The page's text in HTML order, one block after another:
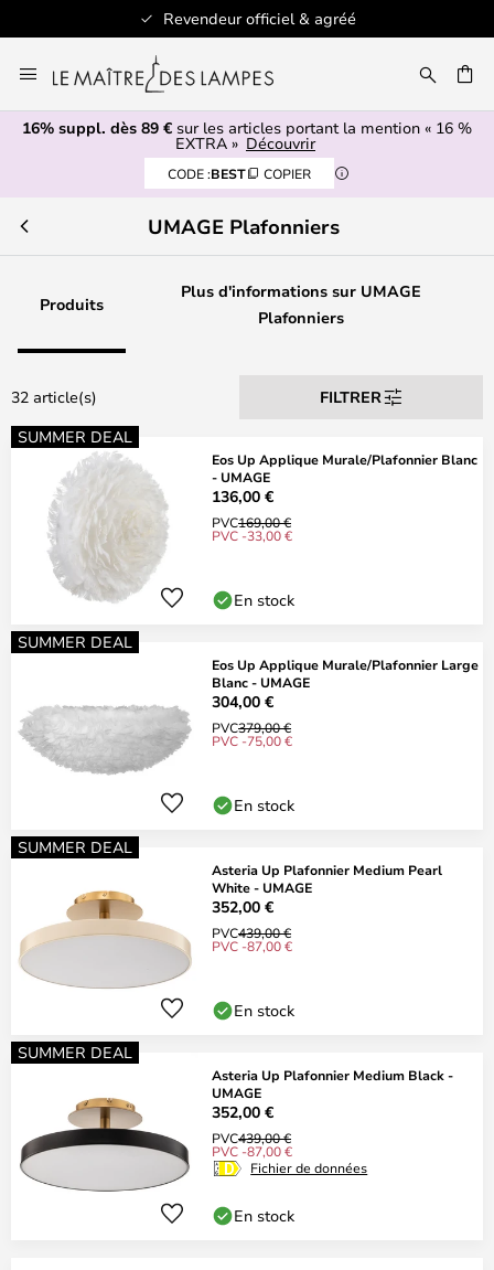
Revendeur officiel & agréé
au
contenu
16% suppl. dès 89 € sur les articles portant la mention « 16 %
EXTRA » Découvrir
CODE :BEST COPIER
UMAGE Plafonniers
Produits
Plus d'informations sur UMAGE
Plafonniers
32 article(s)
FILTRER
SUMMER DEAL
Eos Up Applique Murale/Plafonnier Blanc
- UMAGE
136,00 €
PVC169,00 €
PVC -33,00 €
En stock
SUMMER DEAL
Eos Up Applique Murale/Plafonnier Large
Blanc - UMAGE
304,00 €
PVC379,00 €
PVC -75,00 €
En stock
SUMMER DEAL
Asteria Up Plafonnier Medium Pearl
White - UMAGE
352,00 €
PVC439,00 €
PVC -87,00 €
En stock
SUMMER DEAL
Asteria Up Plafonnier Medium Black -
UMAGE
352,00 €
PVC439,00 €
PVC -87,00 €
Fichier de données
En stock